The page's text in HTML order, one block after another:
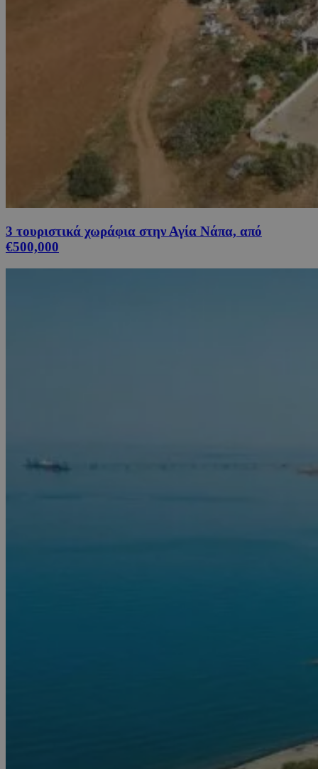
3 τουριστικά χωράφια στην Αγία Νάπα, από
€500,000